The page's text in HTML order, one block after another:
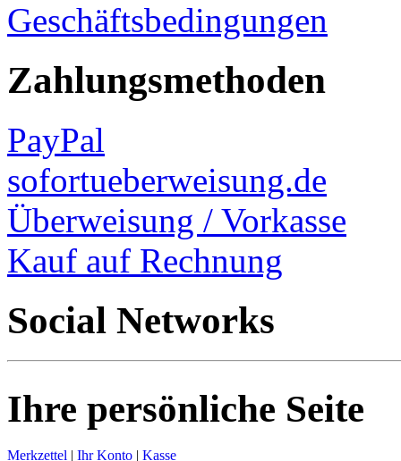
Geschäftsbedingungen
Zahlungsmethoden
PayPal
sofortueberweisung.de
Überweisung / Vorkasse
Kauf auf Rechnung
Social Networks
Ihre persönliche Seite
Merkzettel | Ihr Konto | Kasse